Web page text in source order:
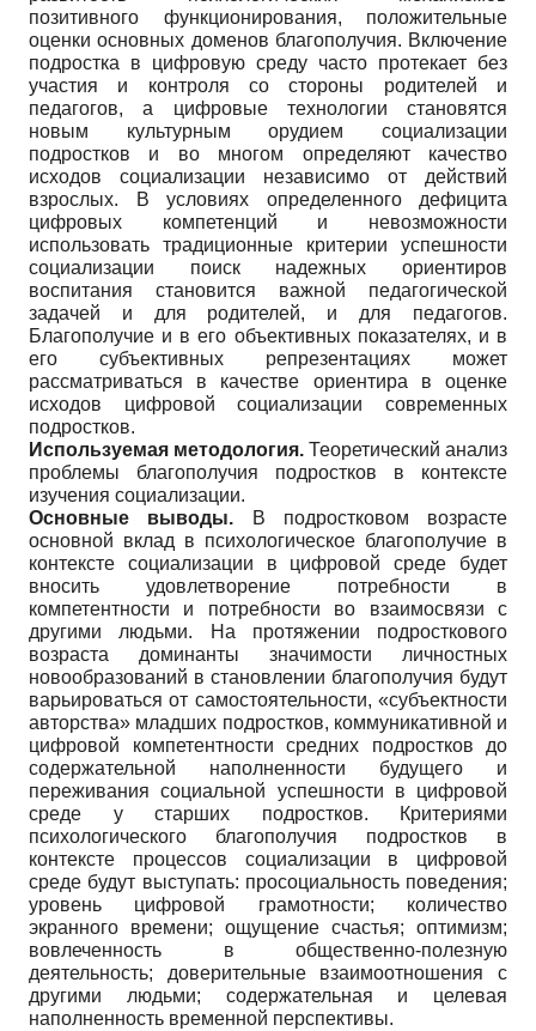
позитивного функционирования, положительные
оценки основных доменов благополучия. Включение
подростка в цифровую среду часто протекает без
участия и контроля со стороны родителей и
педагогов, а цифровые технологии становятся
новым культурным орудием социализации
подростков и во многом определяют качество
исходов социализации независимо от действий
взрослых. В условиях определенного дефицита
цифровых компетенций и невозможности
использовать традиционные критерии успешности
социализации поиск надежных ориентиров
воспитания становится важной педагогической
задачей и для родителей, и для педагогов.
Благополучие и в его объективных показателях, и в
его субъективных репрезентациях может
рассматриваться в качестве ориентира в оценке
исходов цифровой социализации современных
подростков.
Используемая методология. Теоретический анализ
проблемы благополучия подростков в контексте
изучения социализации.
Основные выводы. В подростковом возрасте
основной вклад в психологическое благополучие в
контексте социализации в цифровой среде будет
вносить удовлетворение потребности в
компетентности и потребности во взаимосвязи с
другими людьми. На протяжении подросткового
возраста доминанты значимости личностных
новообразований в становлении благополучия будут
варьироваться от самостоятельности, «субъектности
авторства» младших подростков, коммуникативной и
цифровой компетентности средних подростков до
содержательной наполненности будущего и
переживания социальной успешности в цифровой
среде у старших подростков. Критериями
психологического благополучия подростков в
контексте процессов социализации в цифровой
среде будут выступать: просоциальность поведения;
уровень цифровой грамотности; количество
экранного времени; ощущение счастья; оптимизм;
вовлеченность в общественно-полезную
деятельность; доверительные взаимоотношения с
другими людьми; содержательная и целевая
наполненность временной перспективы.